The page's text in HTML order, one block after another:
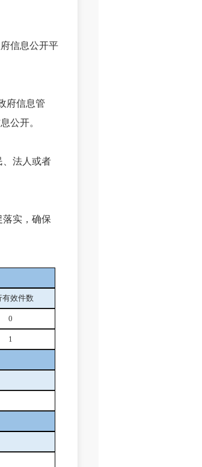
信息公开平
府信息管
公开。
法人或者
实，确保
有效件数
0
1